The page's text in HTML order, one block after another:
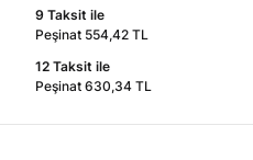
9 Taksit ile
Peşinat 554,42 TL
12 Taksit ile
Peşinat 630,34 TL